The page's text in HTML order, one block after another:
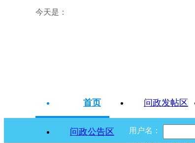
今天是：
首页 问政发帖区
问政公告区 用户名：